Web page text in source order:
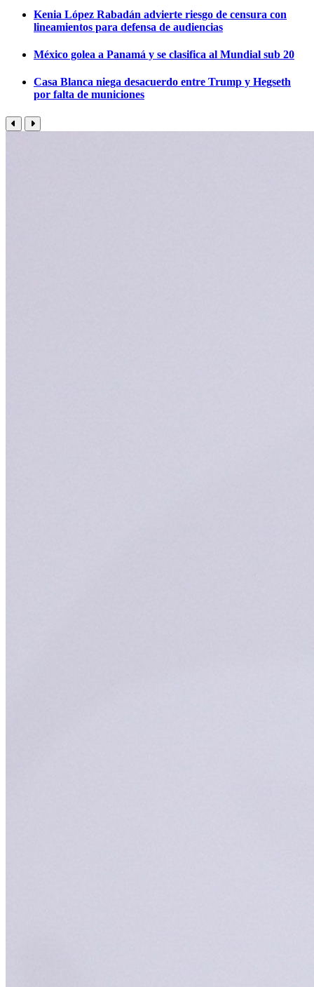
Kenia López Rabadán advierte riesgo de censura con
lineamientos para defensa de audiencias
México golea a Panamá y se clasifica al Mundial sub 20
Casa Blanca niega desacuerdo entre Trump y Hegseth
por falta de municiones